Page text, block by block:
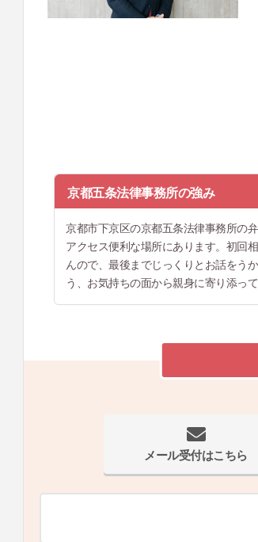
京都五条法律事務所の強み
京都市下京区の京都五条法律事務所の
アクセス便利な場所にあります。初回
んので、最後までじっくりとお話をう
う、お気持ちの面から親身に寄り添って
メール受付はこちら